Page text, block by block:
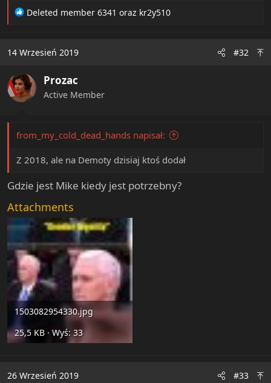
R
t
o
n
s
Deleted member 6341 oraz kr2y510
14 Wrzesień 2019 #32
Prozac
Active Member
from_my_cold_dead_hands napisał:
Z 2018, ale na Demoty dzisiaj ktoś dodał
Gdzie jest Mike kiedy jest potrzebny?
Attachments
1503082954330.jpg
25,5 KB · Wyś: 33
26 Wrzesień 2019 #33